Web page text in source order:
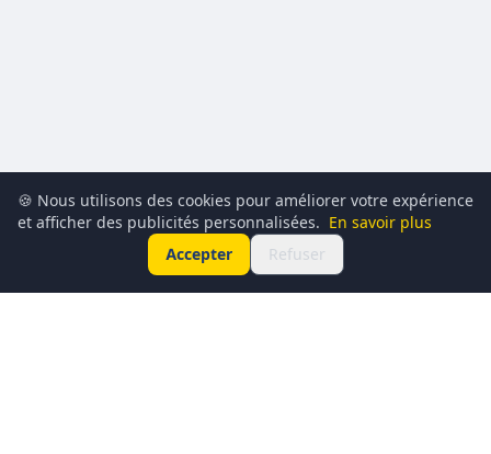
🍪 Nous utilisons des cookies pour améliorer votre expérience
et afficher des publicités personnalisées. En savoir plus
Accepter
Refuser